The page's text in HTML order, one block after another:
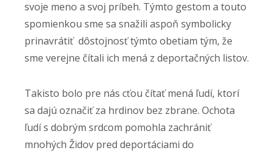
svoje meno a svoj príbeh. Týmto gestom a touto
spomienkou sme sa snažili aspoň symbolicky
prinavrátiť dôstojnosť týmto obetiam tým, že
sme verejne čítali ich mená z deportačných listov.
Takisto bolo pre nás cťou čítať mená ľudí, ktorí
sa dajú označiť za hrdinov bez zbrane. Ochota
ľudí s dobrým srdcom pomohla zachrániť
mnohých Židov pred deportáciami do